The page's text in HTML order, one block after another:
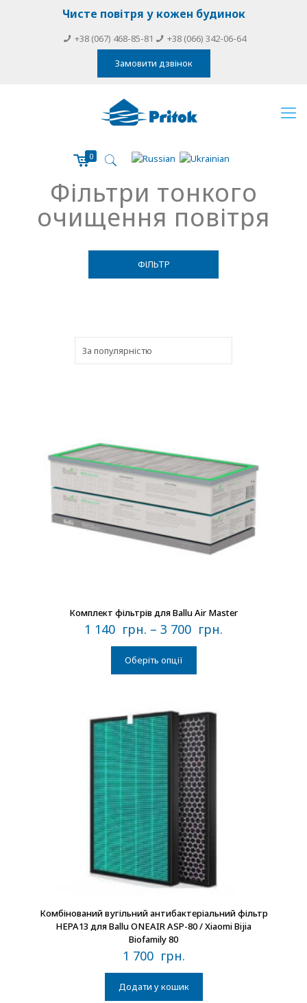
Чисте повітря у кожен будинок
+38 (067) 468-85-81
+38 (066) 342-06-64
Замовити дзвінок
0
Фільтри тонкого
очищення повітря
ФІЛЬТР
В наличии
Комплект фільтрів для Ballu Air Master
1 140 грн. – 3 700 грн.
Оберіть опції
В наличии
Комбінований вугільний антибактеріальний фільтр
HEPA13 для Ballu ONEAIR ASP-80 / Xiaomi Bijia
Biofamily 80
1 700 грн.
Додати у кошик